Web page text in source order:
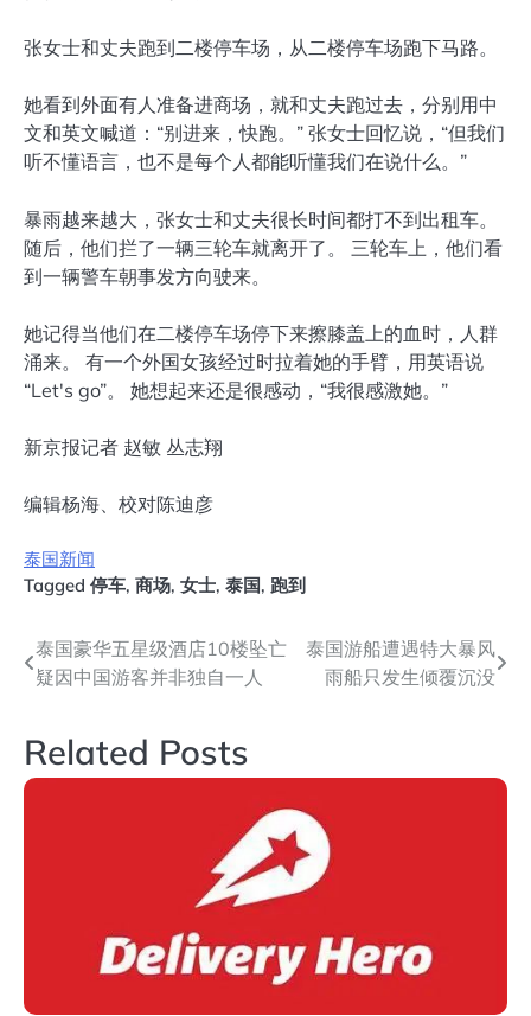
张女士和丈夫跑到二楼停车场，从二楼停车场跑下马路。
她看到外面有人准备进商场，就和丈夫跑过去，分别用中
文和英文喊道：“别进来，快跑。” 张女士回忆说，“但我们
听不懂语言，也不是每个人都能听懂我们在说什么。”
暴雨越来越大，张女士和丈夫很长时间都打不到出租车。
随后，他们拦了一辆三轮车就离开了。 三轮车上，他们看
到一辆警车朝事发方向驶来。
她记得当他们在二楼停车场停下来擦膝盖上的血时，人群
涌来。 有一个外国女孩经过时拉着她的手臂，用英语说
“Let's go”。 她想起来还是很感动，“我很感激她。”
新京报记者 赵敏 丛志翔
编辑杨海、校对陈迪彦
泰国新闻
Tagged 停车, 商场, 女士, 泰国, 跑到
文
章
导
航
泰国豪华五星级酒店10楼坠亡
疑因中国游客并非独自一人
泰国游船遭遇特大暴风
雨船只发生倾覆沉没
Related Posts